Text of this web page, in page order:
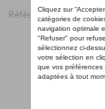
Référence: 14A071360